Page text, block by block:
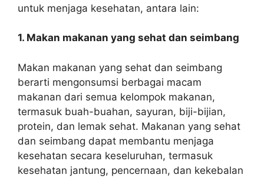
untuk menjaga kesehatan, antara lain:
1. Makan makanan yang sehat dan seimbang
Makan makanan yang sehat dan seimbang
berarti mengonsumsi berbagai macam
makanan dari semua kelompok makanan,
termasuk buah-buahan, sayuran, biji-bijian,
protein, dan lemak sehat. Makanan yang sehat
dan seimbang dapat membantu menjaga
kesehatan secara keseluruhan, termasuk
kesehatan jantung, pencernaan, dan kekebalan